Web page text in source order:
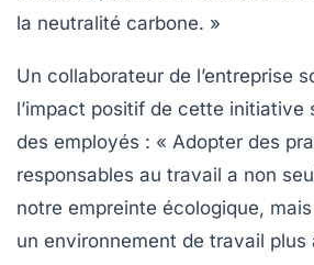
la neutralité carbone. »
Un collaborateur de l’entreprise
l’impact positif de cette initiative
des employés : « Adopter des
responsables au travail a non
notre empreinte écologique,
un environnement de travail plus